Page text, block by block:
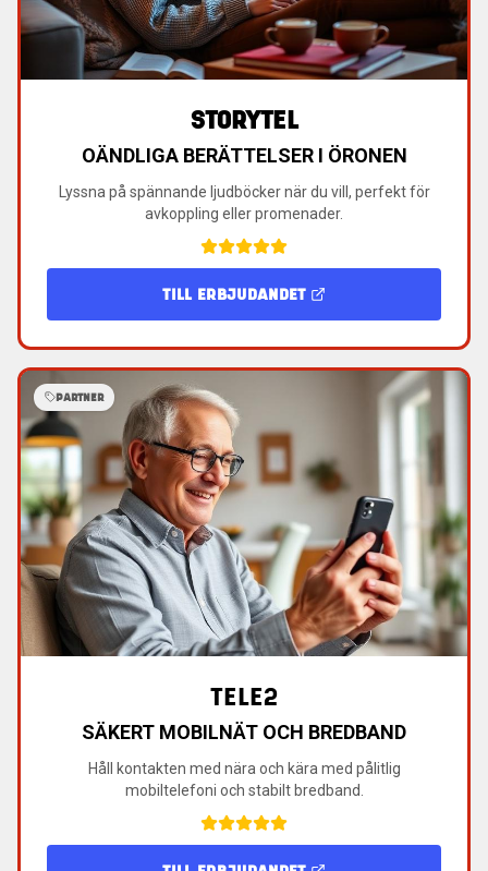
STORYTEL
OÄNDLIGA BERÄTTELSER I ÖRONEN
Lyssna på spännande ljudböcker när du vill, perfekt för
avkoppling eller promenader.
TILL ERBJUDANDET
PARTNER
TELE2
SÄKERT MOBILNÄT OCH BREDBAND
Håll kontakten med nära och kära med pålitlig
mobiltelefoni och stabilt bredband.